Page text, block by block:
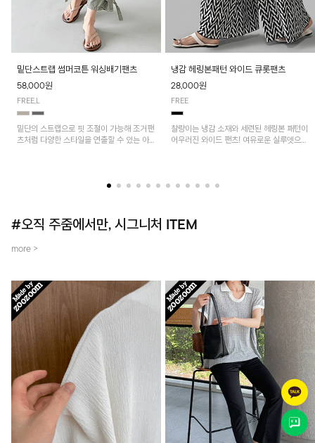
밑단스트랩 썸머코튼 워싱배기팬츠
58,000원
FREE,L
밑단의 스트랩으로 핏 조절이 가능해 조거팬
츠처럼 다양한 스타일을 연출할 수 있는 아
냉감 헤링본패턴 와이드 큐롯팬츠
28,000원
FREE
찰랑이는 냉감 소재와 세련된 헤링본 패턴이
어우러진 와이드 팬츠! 여유로운 실루엣으로
#오직 주줌에서만, 시그니처 ITEM
more >